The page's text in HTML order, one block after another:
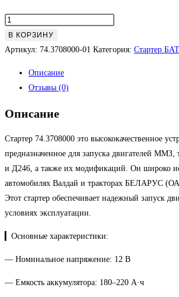
Количество
товара
74.3708000-
Стартер
В КОРЗИНУ
Артикул: 74.3708000-01 Категория: Стартер
Описание
Отзывы (0)
Описание
Стартер 74.3708000 это высококачественное
предназначенное для запуска двигателей
и Д246, а также их модификаций. Он широко
автомобилях Валдай и тракторах БЕЛАРУС
Этот стартер обеспечивает надежный запуск
условиях эксплуатации.
▎Основные характеристики:
— Номинальное напряжение: 12 В
— Емкость аккумулятора: 180–220 А·ч